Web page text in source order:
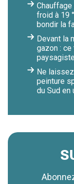
froid à 19
bondir la
Devant la
gazon :
Ne
peinture
du Sud en